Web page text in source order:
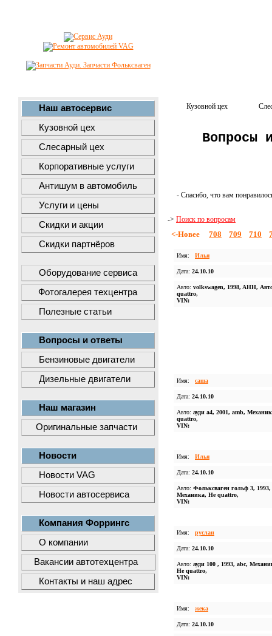
Наш автосервис
Кузовной цех
Слесарный цех
Корпоративные услуги
Антишум в автомобиль
Услуги и цены
Скидки и акции
Скидки партнёров
Оборудование сервиса
Фотогалерея техцентра
Полезные статьи
Вопросы и ответы
Бензиновые двигатели
Дизельные двигатели
Наш магазин
Оригинальные запчасти
Новости
Новости VAG
Новости автосервиса
Компания Форрингс
О компании
Вакансии автотехцентра
Контакты и наш адрес
Кузовной цех
Вопросы
- Спасибо, что вам
-> Поиск по вопросам
<-Новее 708 709 710
Имя: Илья
Дата: 24.10.10
Авто: volkswagen, 1998, AHH,
quattro,
VIN:
Имя: саша
Дата: 24.10.10
Авто: ауди а4, 2001, amb,
quattro,
VIN:
Имя: Илья
Дата: 24.10.10
Авто: Фольксваген гольф 3,
Механика, Не quattro,
VIN:
Имя: руслан
Дата: 24.10.10
Авто: ауди 100 , 1993, abc,
Не quattro,
VIN:
Имя: жека
Дата: 24.10.10